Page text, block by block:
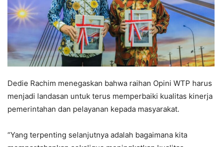
Dedie Rachim menegaskan bahwa raihan Opini WTP harus
menjadi landasan untuk terus memperbaiki kualitas kinerja
pemerintahan dan pelayanan kepada masyarakat.
“Yang terpenting selanjutnya adalah bagaimana kita